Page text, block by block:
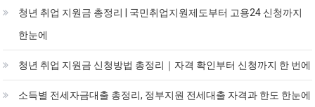
청년 취업 지원금 총정리 | 국민취업지원제도부터 고용24 신청까지
한눈에
청년 취업 지원금 신청방법 총정리｜자격 확인부터 신청까지 한 번에
소득별 전세자금대출 총정리, 정부지원 전세대출 자격과 한도 한눈에